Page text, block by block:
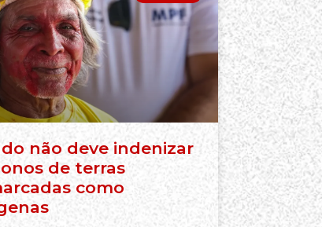
não deve indenizar
de terras
como